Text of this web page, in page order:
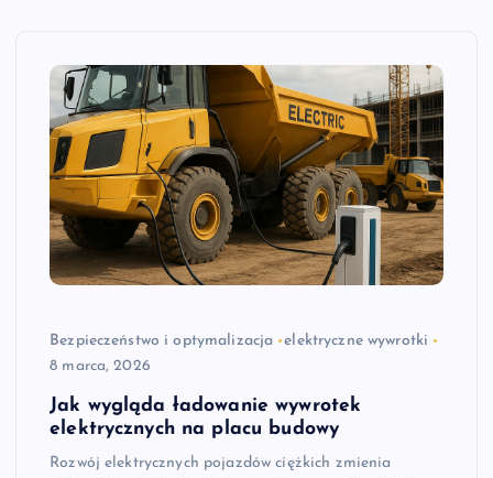
Bezpieczeństwo i optymalizacja
elektryczne wywrotki
8 marca, 2026
Jak wygląda ładowanie wywrotek
elektrycznych na placu budowy
Rozwój elektrycznych pojazdów ciężkich zmienia